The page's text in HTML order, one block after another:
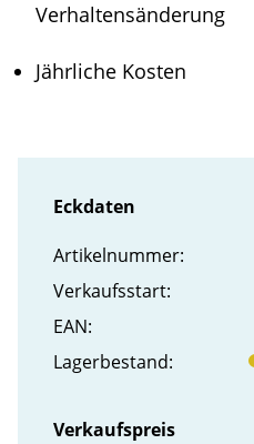
Verhaltensänderung
Jährliche Kosten
Eckdaten
Artikel­nummer:
Verkaufs­start:
EAN:
Lager­bestand:
Verkaufspreis